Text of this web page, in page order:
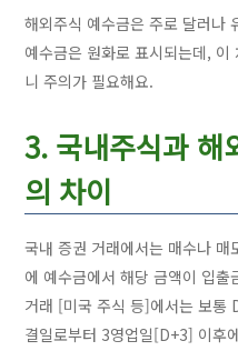
해외주식 예수금은 주로 달러나
예수금은 원화로 표시되는데,
니 주의가 필요해요.
3. 국내주식과 해
의 차이
국내 증권 거래에서는 매수나
에 예수금에서 해당 금액이 입
거래 [미국 주식 등]에서는 보통
결일로부터 3영업일[D+3] 이후